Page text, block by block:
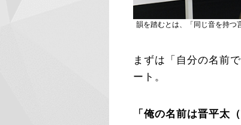
韻を踏むとは、「同じ音を持つ
まずは「自分の名前
ート。
「俺の名前は晋平太